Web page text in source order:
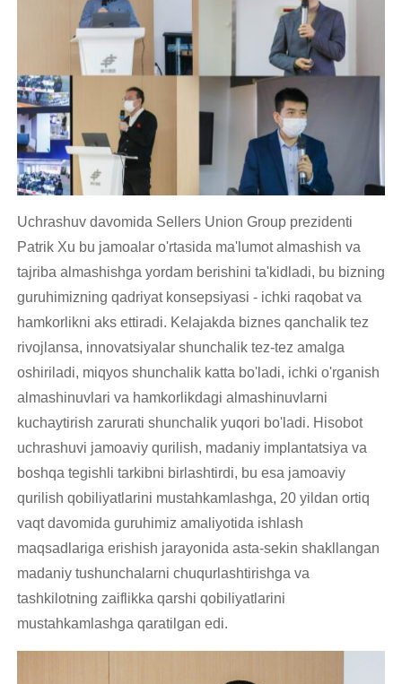
Uchrashuv davomida Sellers Union Group prezidenti
Patrik Xu bu jamoalar o'rtasida ma'lumot almashish va
tajriba almashishga yordam berishini ta'kidladi, bu bizning
guruhimizning qadriyat konsepsiyasi - ichki raqobat va
hamkorlikni aks ettiradi. Kelajakda biznes qanchalik tez
rivojlansa, innovatsiyalar shunchalik tez-tez amalga
oshiriladi, miqyos shunchalik katta bo'ladi, ichki o'rganish
almashinuvlari va hamkorlikdagi almashinuvlarni
kuchaytirish zarurati shunchalik yuqori bo'ladi. Hisobot
uchrashuvi jamoaviy qurilish, madaniy implantatsiya va
boshqa tegishli tarkibni birlashtirdi, bu esa jamoaviy
qurilish qobiliyatlarini mustahkamlashga, 20 yildan ortiq
vaqt davomida guruhimiz amaliyotida ishlash
maqsadlariga erishish jarayonida asta-sekin shakllangan
madaniy tushunchalarni chuqurlashtirishga va
tashkilotning zaiflikka qarshi qobiliyatlarini
mustahkamlashga qaratilgan edi.